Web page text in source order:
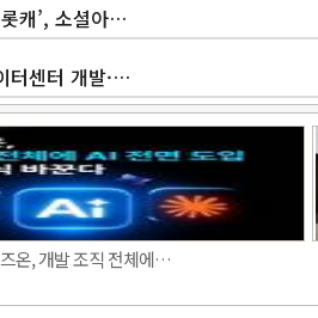
캐’, 소셜아…
터센터 개발·…
온, 개발 조직 전체에…